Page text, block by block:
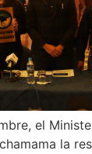
el
la